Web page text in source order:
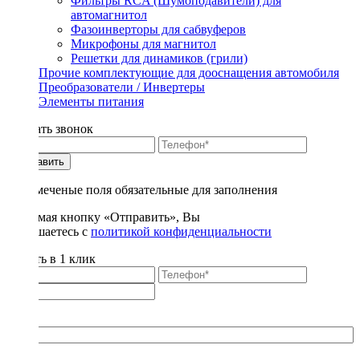
автомагнитол
Фазоинверторы для сабвуферов
Микрофоны для магнитол
Решетки для динамиков (грили)
Прочие комплектующие для дооснащения автомобиля
Преобразователи / Инвертеры
Элементы питания
Заказать звонок
Отправить
* - отмеченые поля обязательные для заполнения
Нажимая кнопку «Отправить», Вы
соглашаетесь с политикой конфиденциальности
Купить в 1 клик